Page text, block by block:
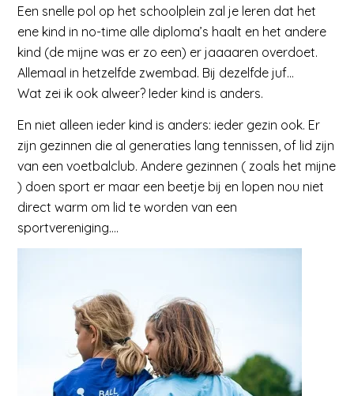
Een snelle pol op het schoolplein zal je leren dat het
ene kind in no-time alle diploma’s haalt en het andere
kind (de mijne was er zo een) er jaaaaren overdoet.
Allemaal in hetzelfde zwembad. Bij dezelfde juf…
Wat zei ik ook alweer? Ieder kind is anders.
En niet alleen ieder kind is anders: ieder gezin ook. Er
zijn gezinnen die al generaties lang tennissen, of lid zijn
van een voetbalclub. Andere gezinnen ( zoals het mijne
) doen sport er maar een beetje bij en lopen nou niet
direct warm om lid te worden van een
sportvereniging….